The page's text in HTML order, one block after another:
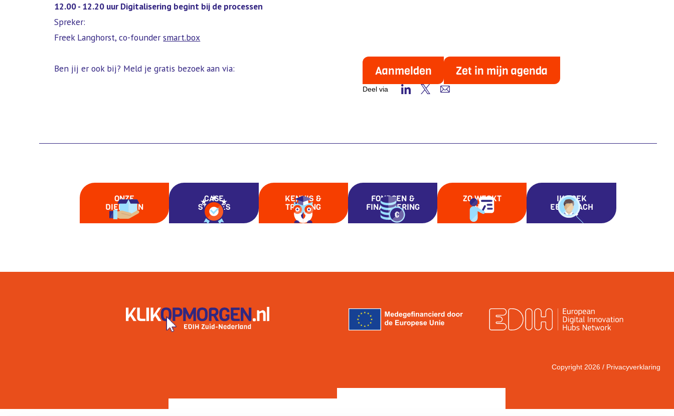
12.00 - 12.20 uur Digitalisering begint bij de processen
Spreker:
Freek Langhorst, co-foundersmart.box
Ben jij er ook bij? Meld je gratis bezoek aan via: Aanmelden Zet in mijn agenda
Deel via
ONZE
DIENSTEN
CASE
STUDIES
KENNIS &
TRAINING
FONDSEN &
FINANCIERING
ZO WERKT
HET
IK ZOEK
EEN COACH
Copyright 2026 / Privacyverklaring